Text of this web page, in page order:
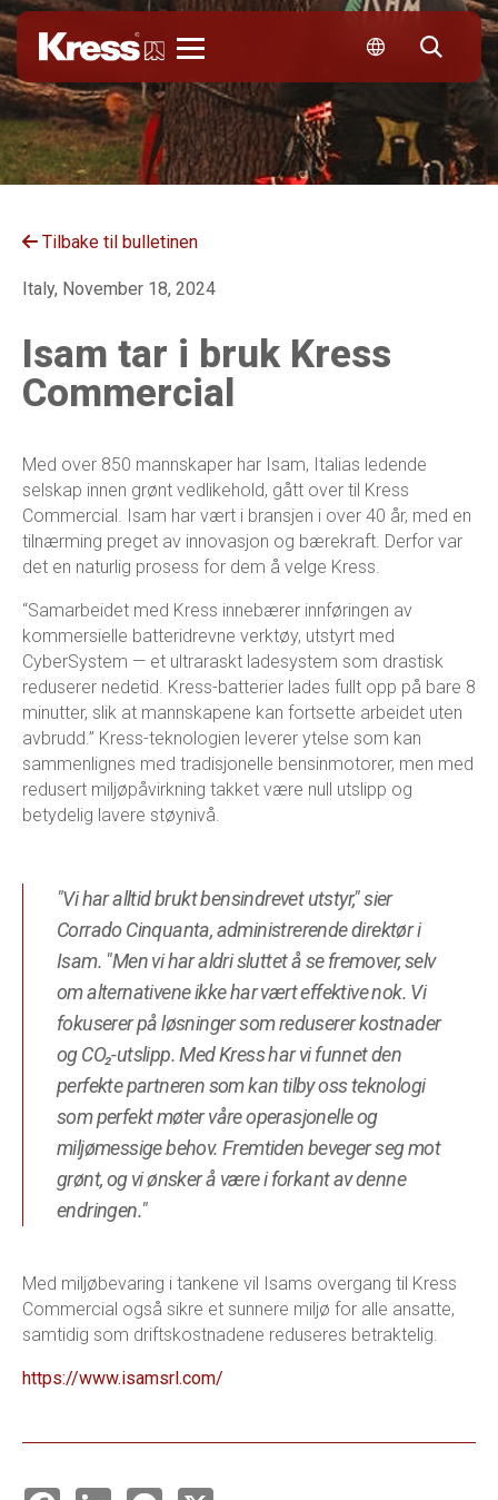
Tilbake til bulletinen
Italy, November 18, 2024
Isam tar i bruk Kress
Commercial
Med over 850 mannskaper har Isam, Italias ledende
selskap innen grønt vedlikehold, gått over til Kress
Commercial. Isam har vært i bransjen i over 40 år, med en
tilnærming preget av innovasjon og bærekraft. Derfor var
det en naturlig prosess for dem å velge Kress.
“Samarbeidet med Kress innebærer innføringen av
kommersielle batteridrevne verktøy, utstyrt med
CyberSystem — et ultraraskt ladesystem som drastisk
reduserer nedetid. Kress-batterier lades fullt opp på bare 8
minutter, slik at mannskapene kan fortsette arbeidet uten
avbrudd.” Kress-teknologien leverer ytelse som kan
sammenlignes med tradisjonelle bensinmotorer, men med
redusert miljøpåvirkning takket være null utslipp og
betydelig lavere støynivå.
"Vi har alltid brukt bensindrevet utstyr," sier
Corrado Cinquanta, administrerende direktør i
Isam. "Men vi har aldri sluttet å se fremover, selv
om alternativene ikke har vært effektive nok. Vi
fokuserer på løsninger som reduserer kostnader
og CO₂-utslipp. Med Kress har vi funnet den
perfekte partneren som kan tilby oss teknologi
som perfekt møter våre operasjonelle og
miljømessige behov. Fremtiden beveger seg mot
grønt, og vi ønsker å være i forkant av denne
endringen."
Med miljøbevaring i tankene vil Isams overgang til Kress
Commercial også sikre et sunnere miljø for alle ansatte,
samtidig som driftskostnadene reduseres betraktelig.
https://www.isamsrl.com/